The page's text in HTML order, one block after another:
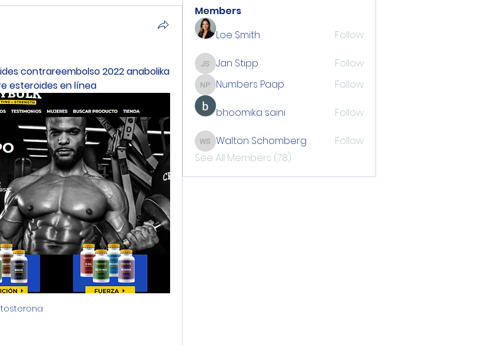
contrareembolso 2022 anabolika
esteroides en línea
Members
Loe Smith
Follow
Jan Stipp
Jan Stipp Follow
Numbers Paap
Numbers Paap Follow
bhoomika saini Follow
Walton Schomberg
Walton Schomberg
Follow
See All Members (78)